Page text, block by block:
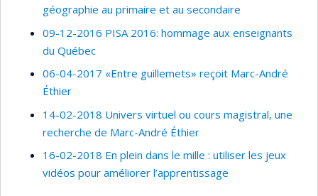
géographie au primaire et au secondaire
09-12-2016 PISA 2016: hommage aux enseignants
du Québec
06-04-2017 «Entre guillemets» reçoit Marc-André
Éthier
14-02-2018 Univers virtuel ou cours magistral, une
recherche de Marc-André Éthier
16-02-2018 En plein dans le mille : utiliser les jeux
vidéos pour améliorer l’apprentissage